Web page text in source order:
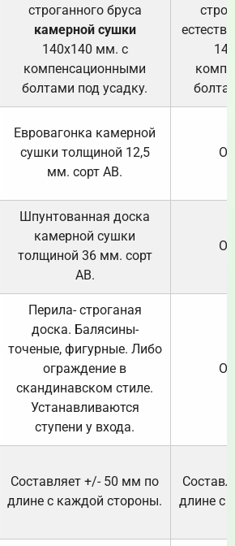
строганного бруса
камерной сушки
140х140 мм. с
компенсационными
болтами под усадку.
Евровагонка камерной
сушки толщиной 12,5
мм. сорт АВ.
Шпунтованная доска
камерной сушки
толщиной 36 мм. сорт
АВ.
Перила- строганая
доска. Балясины-
точеные, фигурные. Либо
ограждение в
скандинавском стиле.
Устанавливаются
ступени у входа.
Составляет +/- 50 мм по
длине с каждой стороны.
длине с